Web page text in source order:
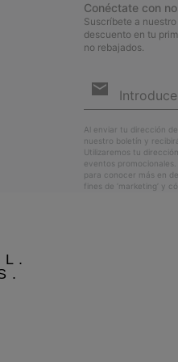
Conéctate con
Suscríbete a
descuento en tu
no rebajados.
de
Al enviar tu dirección
nuestro boletín y
Utilizaremos tu
eventos
para conocer más en
fines de ’marketing’ y